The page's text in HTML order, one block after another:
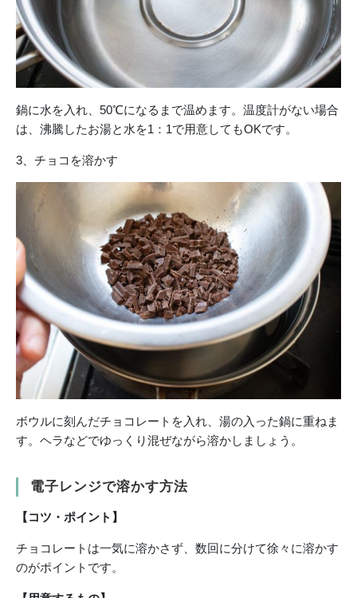
鍋に水を入れ、50℃になるまで温めます。温度計がない場合
は、沸騰したお湯と水を1：1で用意してもOKです。
3、チョコを溶かす
ボウルに刻んだチョコレートを入れ、湯の入った鍋に重ねま
す。ヘラなどでゆっくり混ぜながら溶かしましょう。
電子レンジで溶かす方法
【コツ・ポイント】
チョコレートは一気に溶かさず、数回に分けて徐々に溶かす
のがポイントです。